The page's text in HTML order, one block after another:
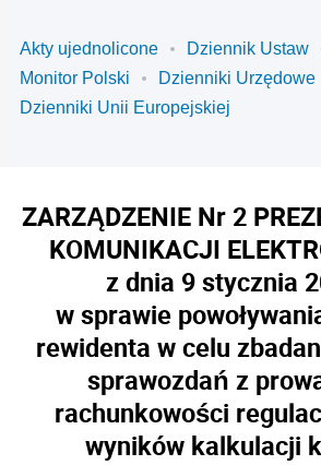
Akty ujednolicone
Dziennik Ustaw
Monitor Polski
Dzienniki Urzędowe
Dzienniki Unii Europejskiej
ZARZĄDZENIE Nr 2
KOMUNIKACJI
z dnia 9 stycznia
w sprawie
rewidenta w celu
sprawozdań z
rachunkowości
wyników kalkulacji